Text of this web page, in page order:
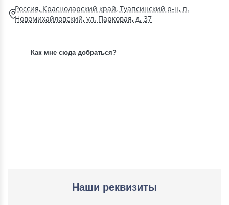
Россия, Краснодарский край, Туапсинский р-н, п.
Новомихайловский, ул. Парковая, д. 37
Как мне сюда добраться?
Наши реквизиты